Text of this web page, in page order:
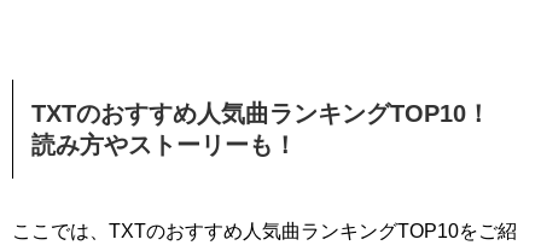
TXTのおすすめ人気曲ランキングTOP10！
読み方やストーリーも！
ここでは、TXTのおすすめ人気曲ランキングTOP10をご紹